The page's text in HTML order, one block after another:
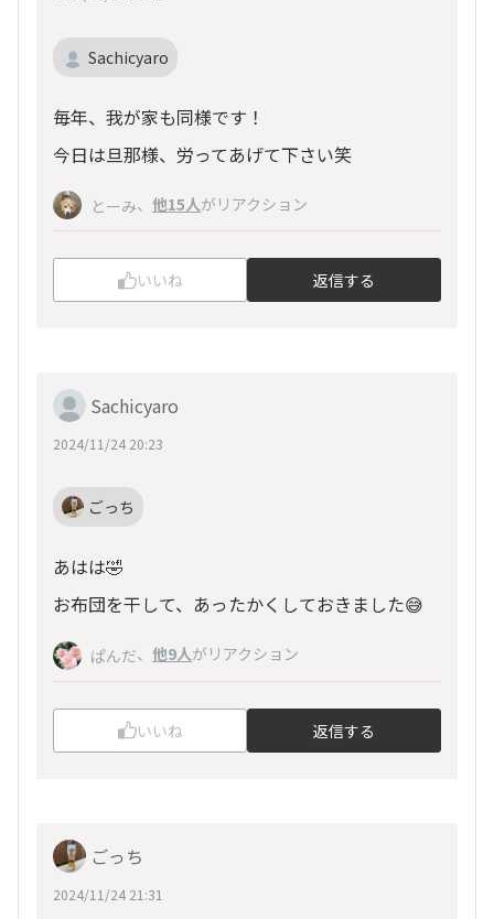
Sachicyaro
毎年、我が家も同様です！
今日は旦那様、労ってあげて下さい笑
とーみ、 他15人がリアクション
いいね 返信する
Sachicyaro
2024/11/24 20:23
ごっち
あはは🤣
お布団を干して、あったかくしておきました😅
ぱんだ、 他9人がリアクション
いいね 返信する
ごっち
2024/11/24 21:31